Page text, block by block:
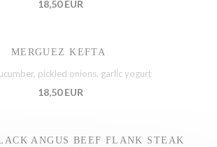
18,50 EUR
MERGUEZ KEFTA
pickled onions, garlic yogurt
18,50 EUR
ANGUS BEEF FLANK STEAK